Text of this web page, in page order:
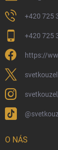
Dárkový rádce 🎁
Reklamace a
Věrnostní
Velkoobchod
Ekologické balení
Podmínky
Ochranné
+420 725
+420 725
https://
svetkouzel
O NÁS